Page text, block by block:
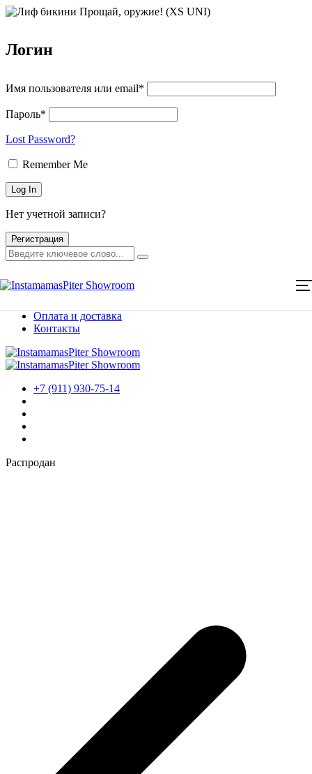
Логин
Имя пользователя или email*
Пароль*
Lost Password?
Remember Me
Нет учетной записи?
Регистрация
Мероприятия
Каталог товаров
Оплата и доставка
Контакты
+7 (911) 930-75-14
Распродан